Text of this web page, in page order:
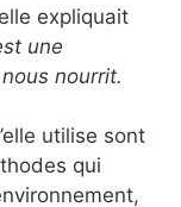
expliquait
une
nourrit.
utilise sont
qui